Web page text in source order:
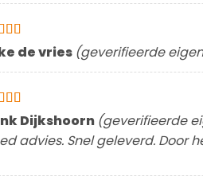
5 de vries (geverifieerde
5 Dijkshoorn (geverifieerde
advies. Snel geleverd. Door